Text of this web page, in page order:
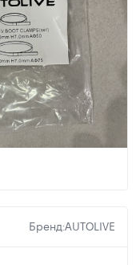
Бренд:AUTOLIVE